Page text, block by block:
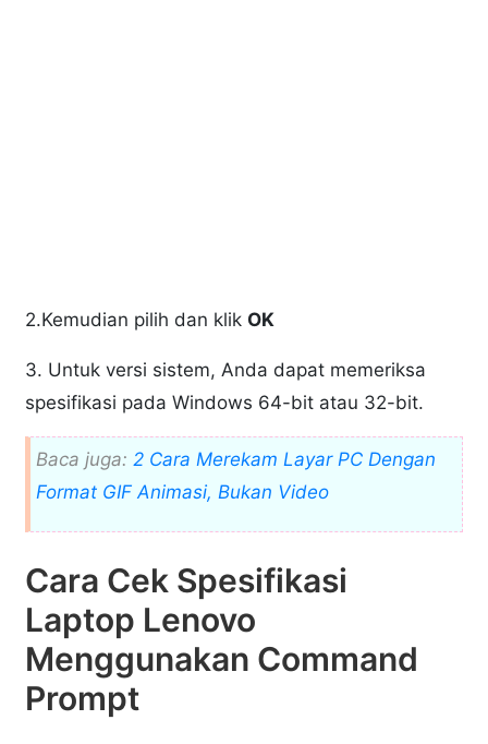
2.Kemudian pilih dan klik OK
3. Untuk versi sistem, Anda dapat memeriksa
spesifikasi pada Windows 64-bit atau 32-bit.
Baca juga:2 Cara Merekam Layar PC Dengan
Format GIF Animasi, Bukan Video
Cara Cek Spesifikasi
Laptop Lenovo
Menggunakan Command
Prompt